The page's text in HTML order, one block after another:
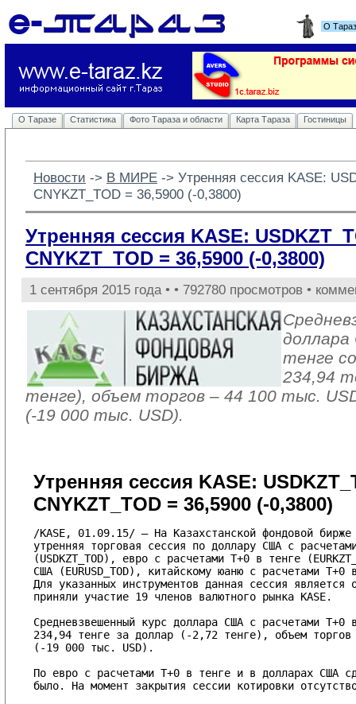
О
О Таразе Статистика Фото Тараза и области Карта Тараза Гостиницы
Новости -> В МИРЕ -> Утренняя сессия KASE:
CNYKZT_TOD = 36,5900 (-0,3800)
Утренняя сессия KASE:
CNYKZT_TOD = 36,5900 (-0,3800)
1 сентября 2015 года • • 792780 просмотров •
тенге
234,94
тенге), объем торгов – 44 100 тыс.
(-19 000 тыс. USD).
Утренняя сессия KASE:
CNYKZT_TOD = 36,5900 (-0,3800)
/KASE, 01.09.15/ – На Казахстанской фондовой
утренняя торговая сессия по доллару США с
(USDKZT_TOD), евро с расчетами T+0 в тенге
США (EURUSD_TOD), китайскому юаню с расчетами T+0
Для указанных инструментов данная сессия
приняли участие 19 членов валютного рынка KASE.
Средневзвешенный курс доллара США с расчетами
234,94 тенге за доллар (-2,72 тенге), объем
(-19 000 тыс. USD).
По евро с расчетами T+0 в тенге и в долларах США
было. На момент закрытия сессии котировки